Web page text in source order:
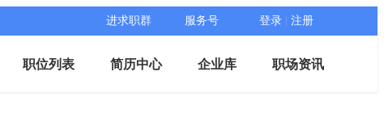
进求职群 服务号 登录 注册
职位列表 简历中心 企业库 职场资讯